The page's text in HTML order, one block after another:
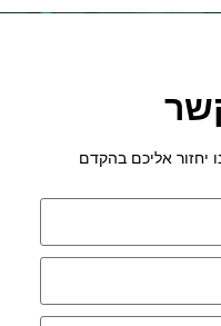
יחזור אליכם בהקדם